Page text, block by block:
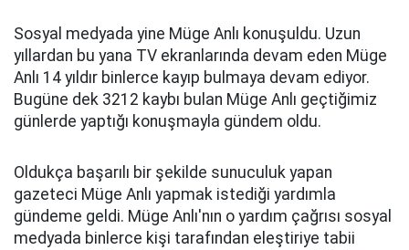
Sosyal medyada yine Müge Anlı konuşuldu. Uzun
yıllardan bu yana TV ekranlarında devam eden Müge
Anlı 14 yıldır binlerce kayıp bulmaya devam ediyor.
Bugüne dek 3212 kaybı bulan Müge Anlı geçtiğimiz
günlerde yaptığı konuşmayla gündem oldu.
Oldukça başarılı bir şekilde sunuculuk yapan
gazeteci Müge Anlı yapmak istediği yardımla
gündeme geldi. Müge Anlı'nın o yardım çağrısı sosyal
medyada binlerce kişi tarafından eleştiriye tabii